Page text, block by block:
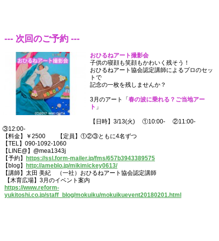
--- 次回のご予約 ---
おひるねアート撮影会
子供の寝顔も笑顔もかわいく残そう！
おひるねアート協会認定講師によるプロのセッ
トで
記念の一枚を残しませんか？
3月のアート「春の波に乗れる？ご当地アー
ト 」
【日時】3/13(火) ①10:00- ②11:00-
③12:00-
【料金】￥2500 【定員】①②③ともに4名ずつ
【TEL】090-1092-1060
【LINE@】@mea1343j
【予約】
https://ssl.form-mailer.jp/fms/657b3943389575
【blog】
http://ameblo.jp/mikimickey0613/
【講師】太田 美紀 （一社）おひるねアート協会認定講師
【木育広場】3月のイベント案内
https://www.reform-
yukitoshi.co.jp/staff_blog/mokuiku/mokuikuevent20180201.html